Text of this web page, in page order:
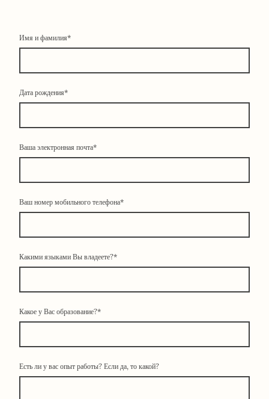
Имя и фамилия*
Дата рождения*
Ваша электронная почта*
Ваш номер мобильного телефона*
Какими языками Вы владеете?*
Какое у Вас образование?*
Есть ли у вас опыт работы? Если да, то какой?